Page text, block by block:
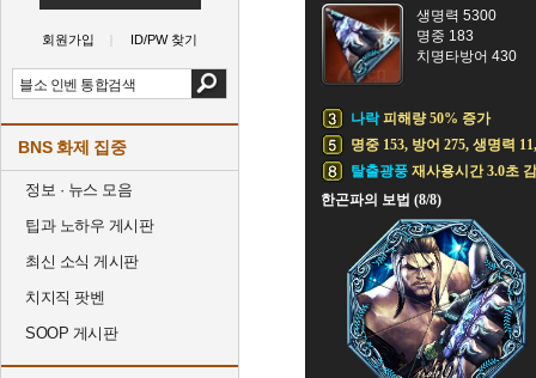
회원가입 ID/PW 찾기
BNS 화제 집중
정보 · 뉴스 모음
팁과 노하우 게시판
최신 소식 게시판
치지직 팟벤
SOOP 게시판
생명력 5300
명중 183
치명타방어 430
나락피해량 50% 증가
명중 153, 방어 275, 생명력
탈출광풍 재사용시간 3.0초
한곤파의 보법 (8/8)